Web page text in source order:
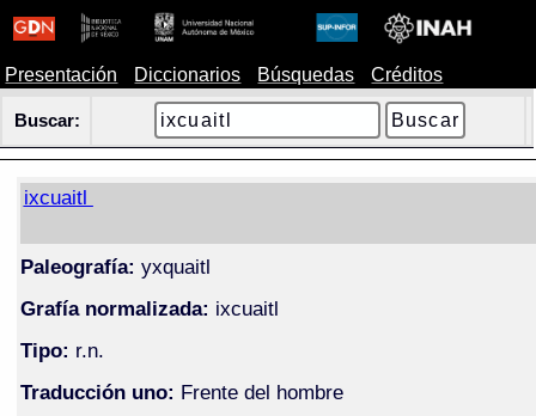
Presentación Diccionarios Búsquedas Créditos
Buscar:
ixcuaitl
Paleografía: yxquaitl
Grafía normalizada: ixcuaitl
Tipo: r.n.
Traducción uno: Frente del hombre